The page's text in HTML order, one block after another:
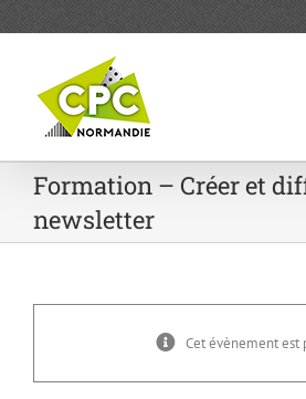
Formation – Créer et
newsletter
Cet évènement est